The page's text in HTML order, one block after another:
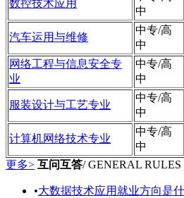
数控技术应用
中
汽车运用与维修
中专/高
中
网络工程与信息安全专
业
中专/高
中
服装设计与工艺专业
中专/高
中
计算机网络技术专业
中专/高
中
更多> 互问互答/ GENERAL RULES
•大数据技术应用就业方向是